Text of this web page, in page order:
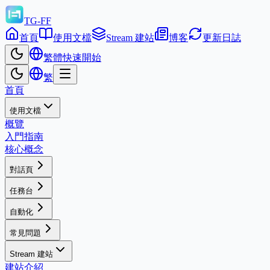
TG-FF
首頁
使用文檔 Stream 建站 博客
更新日誌
繁體快速開始
繁
首頁
使用文檔
概覽
入門指南
核心概念
對話頁
任務台
自動化
常見問題
Stream 建站
建站介紹